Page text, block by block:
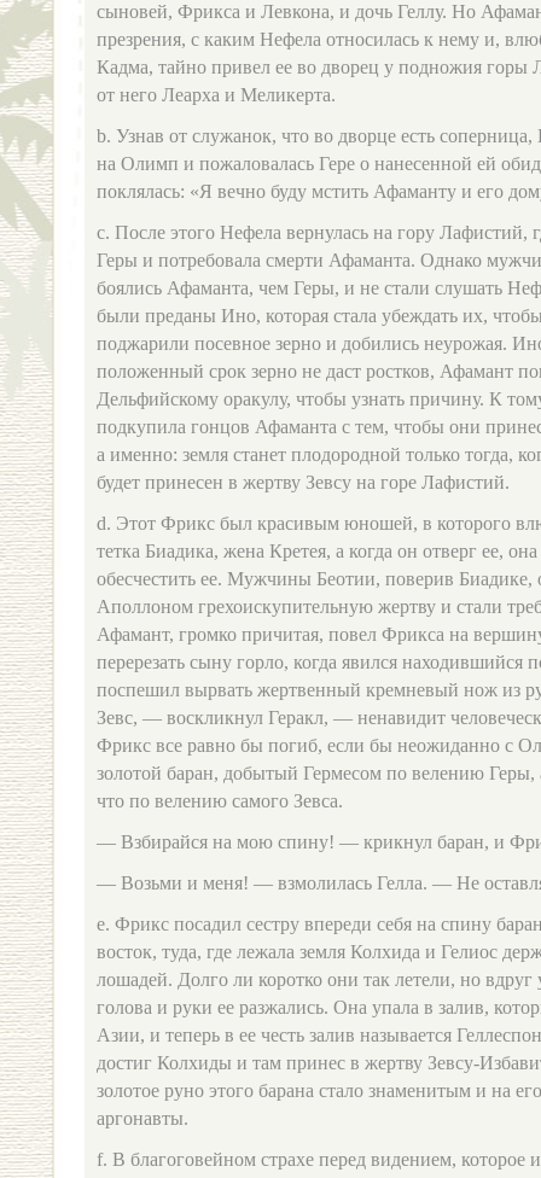
сыновей, Фрикса и Левкона, и дочь Геллу. Но
презрения, с каким Нефела относилась к нему и,
Кадма, тайно привел ее во дворец у подножия горы
от него Леарха и Меликерта.
b. Узнав от служанок, что во дворце есть соперница,
на Олимп и пожаловалась Гере о нанесенной ей
поклялась: «Я вечно буду мстить Афаманту и его
c. После этого Нефела вернулась на гору Лафистий,
Геры и потребовала смерти Афаманта. Однако
боялись Афаманта, чем Геры, и не стали слушать
были преданы Ино, которая стала убеждать их,
поджарили посевное зерно и добились неурожая.
положенный срок зерно не даст ростков, Афамант
Дельфийскому оракулу, чтобы узнать причину. К
подкупила гонцов Афаманта с тем, чтобы они
а именно: земля станет плодородной только тогда,
будет принесен в жертву Зевсу на горе Лафистий.
d. Этот Фрикс был красивым юношей, в которого
тетка Биадика, жена Кретея, а когда он отверг ее,
обесчестить ее. Мужчины Беотии, поверив
Аполлоном грехоискупительную жертву и стали
Афамант, громко причитая, повел Фрикса на
перерезать сыну горло, когда явился находившийся
поспешил вырвать жертвенный кремневый нож из
Зевс, — воскликнул Геракл, — ненавидит
Фрикс все равно бы погиб, если бы неожиданно с
золотой баран, добытый Гермесом по велению Геры,
что по велению самого Зевса.
— Взбирайся на мою спину! — крикнул баран, и
— Возьми и меня! — взмолилась Гелла. — Не
e. Фрикс посадил сестру впереди себя на спину
восток, туда, где лежала земля Колхида и Гелиос
лошадей. Долго ли коротко они так летели, но вдруг
голова и руки ее разжались. Она упала в залив,
Азии, и теперь в ее честь залив называется
достиг Колхиды и там принес в жертву Зевсу-
золотое руно этого барана стало знаменитым и на
аргонавты.
f. В благоговейном страхе перед видением, которое